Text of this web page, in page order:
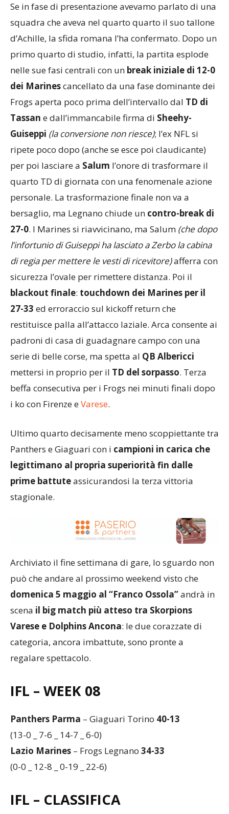
Se in fase di presentazione avevamo parlato di una
squadra che aveva nel quarto quarto il suo tallone
d’Achille, la sfida romana l’ha confermato. Dopo un
primo quarto di studio, infatti, la partita esplode
nelle sue fasi centrali con un break iniziale di 12-0
dei Marinescancellato da una fase dominante dei
Frogs aperta poco prima dell’intervallo dal TD di
Tassan e dall’immancabile firma di Sheehy-
Guiseppi (la conversione non riesce); l’ex NFL si
ripete poco dopo (anche se esce poi claudicante)
per poi lasciare a Salum l’onore di trasformare il
quarto TD di giornata con una fenomenale azione
personale. La trasformazione finale non va a
bersaglio, ma Legnano chiude un contro-break di
27-0. I Marines si riavvicinano, ma Salum (che dopo
l’infortunio di Guiseppi ha lasciato a Zerbo la cabina
di regia per mettere le vesti di ricevitore)afferra con
sicurezza l’ovale per rimettere distanza. Poi il
blackout finale: touchdown dei Marines per il
27-33 ed erroraccio sul kickoff return che
restituisce palla all’attacco laziale. Arca consente ai
padroni di casa di guadagnare campo con una
serie di belle corse, ma spetta al QB Albericci
mettersi in proprio per il TD del sorpasso. Terza
beffa consecutiva per i Frogs nei minuti finali dopo
i ko con Firenze eVarese.
Ultimo quarto decisamente meno scoppiettante tra
Panthers e Giaguari con i campioni in carica che
legittimano al propria superiorità fin dalle
prime battuteassicurandosi la terza vittoria
stagionale.
Archiviato il fine settimana di gare, lo sguardo non
può che andare al prossimo weekend visto che
domenica 5 maggio al “Franco Ossola”andrà in
scena il big match più atteso tra Skorpions
Varese e Dolphins Ancona: le due corazzate di
categoria, ancora imbattute, sono pronte a
regalare spettacolo.
IFL – WEEK 08
Panthers Parma – Giaguari Torino 40-13
(13-0 _ 7-6 _ 14-7 _ 6-0)
Lazio Marines – Frogs Legnano 34-33
(0-0 _ 12-8 _ 0-19 _ 22-6)
IFL – CLASSIFICA